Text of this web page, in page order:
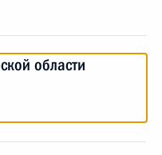
области